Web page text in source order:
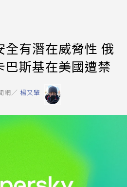
全有潛在威脅性 俄
巴斯基在美國遭禁
網／ 楊又肇